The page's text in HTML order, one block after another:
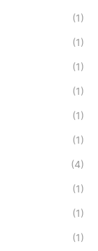
(1)
(1)
(1)
(1)
(1)
(1)
(4)
(1)
(1)
(1)